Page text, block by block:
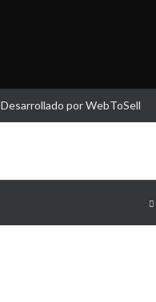
Desarrollado por WebToSell